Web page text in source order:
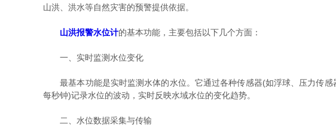
山洪、洪水等自然灾害的预警提供依据。
山洪报警水位计的基本功能，主要包括以下几个方面：
一、实时监测水位变化
最基本功能是实时监测水体的水位。它通过各种传感器(如浮球、压力传感
每秒钟)记录水位的波动，实时反映水域水位的变化趋势。
二、水位数据采集与传输